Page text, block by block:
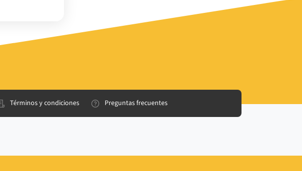
Términos y condiciones Preguntas frecuentes